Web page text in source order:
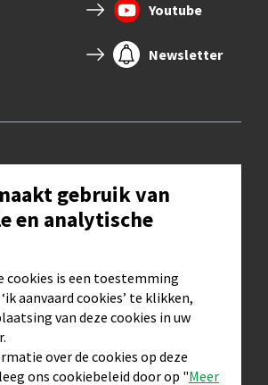
Youtube
Newsletter
de pagina ADMINISTRATIE
gebruik van
en analytische
cookies is een toestemming
aanvaard cookies’ te klikken,
van deze cookies in uw
over de cookies op deze
ons cookiebeleid door op "Meer